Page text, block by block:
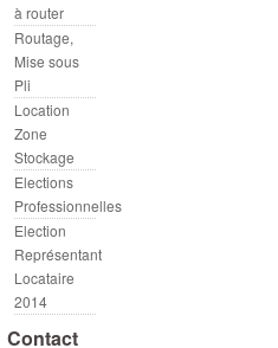
à router
Routage,
Mise sous
Pli
Location
Zone
Stockage
Elections
Professionnelles
Election
Représentant
Locataire
2014
Contact